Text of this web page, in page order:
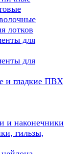
лотков
для
для
и гладкие ПВХ
и наконечники
гильзы,